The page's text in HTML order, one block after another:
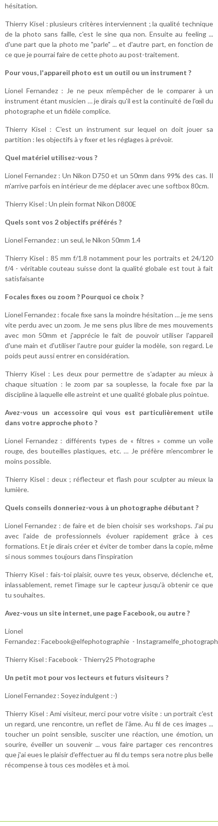
hésitation.
Thierry Kisel : plusieurs critères interviennent ; la qualité technique
de la photo sans faille, c'est le sine qua non. Ensuite au feeling ...
d'une part que la photo me "parle" ... et d'autre part, en fonction de
ce que je pourrai faire de cette photo au post-traitement.
Pour vous, l'appareil photo est un outil ou un instrument ?
Lionel Fernandez : Je ne peux m'empêcher de le comparer à un
instrument étant musicien … je dirais qu'il est la continuité de l'œil du
photographe et un fidèle complice.
Thierry Kisel : C'est un instrument sur lequel on doit jouer sa
partition : les objectifs à y fixer et les réglages à prévoir.
Quel matériel utilisez-vous ?
Lionel Fernandez : Un Nikon D750 et un 50mm dans 99% des cas. Il
m'arrive parfois en intérieur de me déplacer avec une softbox 80cm.
Thierry Kisel : Un plein format Nikon D800E
Quels sont vos 2 objectifs préférés ?
Lionel Fernandez : un seul, le Nikon 50mm 1.4
Thierry Kisel : 85 mm f/1.8 notamment pour les portraits et 24/120
f/4 - véritable couteau suisse dont la qualité globale est tout à fait
satisfaisante
Focales fixes ou zoom ? Pourquoi ce choix ?
Lionel Fernandez : focale fixe sans la moindre hésitation … je me sens
vite perdu avec un zoom. Je me sens plus libre de mes mouvements
avec mon 50mm et j'apprécie le fait de pouvoir utiliser l'appareil
d'une main et d'utiliser l'autre pour guider la modèle, son regard. Le
poids peut aussi entrer en considération.
Thierry Kisel : Les deux pour permettre de s'adapter au mieux à
chaque situation : le zoom par sa souplesse, la focale fixe par la
discipline à laquelle elle astreint et une qualité globale plus pointue.
Avez-vous un accessoire qui vous est particulièrement utile
dans votre approche photo ?
Lionel Fernandez : différents types de « filtres » comme un voile
rouge, des bouteilles plastiques, etc. … Je préfère m'encombrer le
moins possible.
Thierry Kisel : deux ; réflecteur et flash pour sculpter au mieux la
lumière.
Quels conseils donneriez-vous à un photographe débutant ?
Lionel Fernandez : de faire et de bien choisir ses workshops. J'ai pu
avec l'aide de professionnels évoluer rapidement grâce à ces
formations. Et je dirais créer et éviter de tomber dans la copie, même
si nous sommes toujours dans l'inspiration
Thierry Kisel : fais-toi plaisir, ouvre tes yeux, observe, déclenche et,
inlassablement, remet l'image sur le capteur jusqu'à obtenir ce que
tu souhaites.
Avez-vous un site internet, une page Facebook, ou autre ?
Lionel
Fernandez : Facebook@elfephotographie -
Thierry Kisel : Facebook - Thierry25 Photographe
Un petit mot pour vos lecteurs et futurs visiteurs ?
Lionel Fernandez : Soyez indulgent :-)
Thierry Kisel : Ami visiteur, merci pour votre visite : un portrait c'est
un regard, une rencontre, un reflet de l'âme. Au fil de ces images ...
toucher un point sensible, susciter une réaction, une émotion, un
sourire, éveiller un souvenir ... vous faire partager ces rencontres
que j'ai eues le plaisir d'effectuer au fil du temps sera notre plus belle
récompense à tous ces modèles et à moi.